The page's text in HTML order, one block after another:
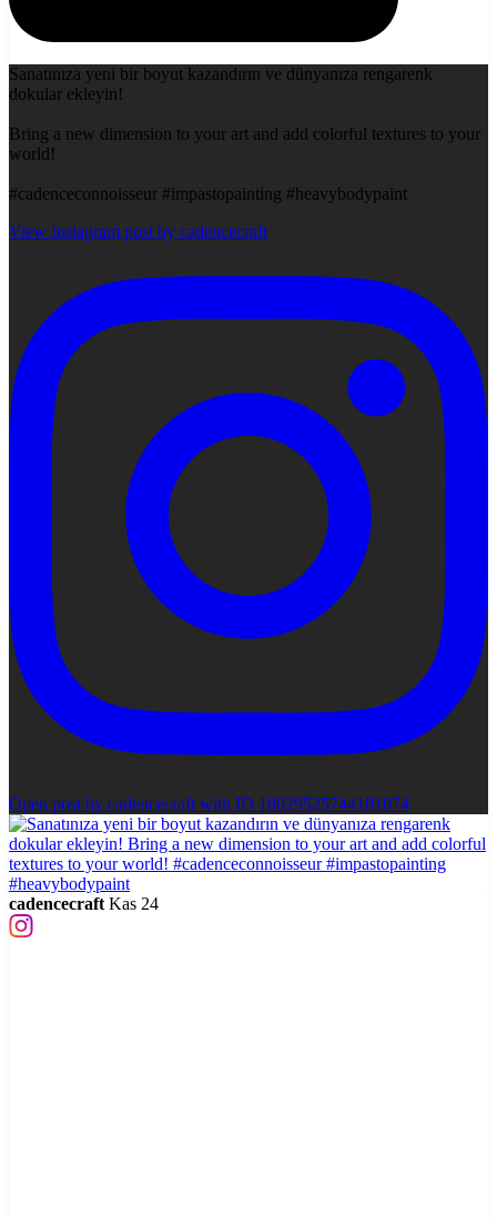
Sanatınıza yeni bir boyut kazandırın ve dünyanıza rengarenk
dokular ekleyin!
Bring a new dimension to your art and add colorful textures to your
world!
#cadenceconnoisseur #impastopainting #heavybodypaint
View Instagram post by cadencecraft
Open post by cadencecraft with ID 18029525744181074
cadencecraft Kas 24